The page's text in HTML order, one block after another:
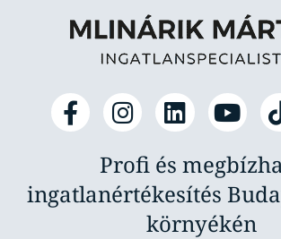
Profi és
ingatlanértékesítés
környékén